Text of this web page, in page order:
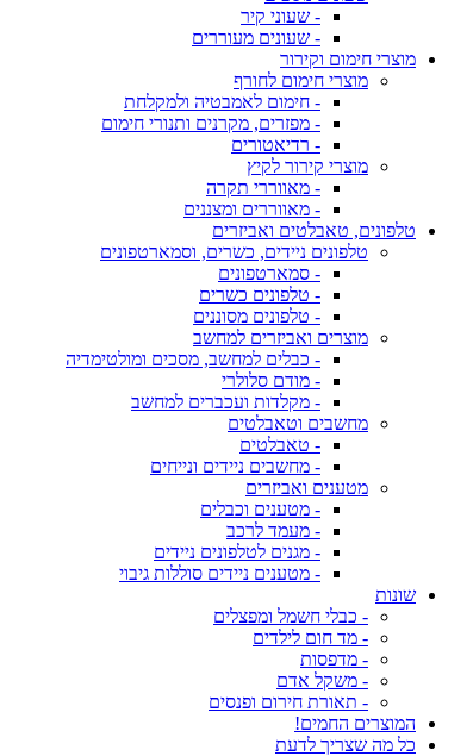
- שעוני קיר
- שעונים מעוררים
מוצרי חימום וקירור
מוצרי חימום לחורף
- חימום לאמבטיה ולמקלחת
- מפזרים, מקרנים ותנורי חימום
- רדיאטורים
מוצרי קירור לקיץ
- מאווררי תקרה
- מאווררים ומצננים
טלפונים, טאבלטים ואביזרים
טלפונים ניידים, כשרים, וסמארטפונים
- סמארטפונים
- טלפונים כשרים
- טלפונים מסוננים
מוצרים ואביזרים למחשב
- כבלים למחשב, מסכים ומולטימדיה
- מודם סלולרי
- מקלדות ועכברים למחשב
מחשבים וטאבלטים
- טאבלטים
- מחשבים ניידים ונייחים
מטענים ואביזרים
- מטענים וכבלים
- מעמד לרכב
- מגנים לטלפונים ניידים
- מטענים ניידים סוללות גיבוי
שונות
- כבלי חשמל ומפצלים
- מד חום לילדים
- מדפסות
- משקל אדם
- תאורת חירום ופנסים
המוצרים החמים!
כל מה שצריך לדעת